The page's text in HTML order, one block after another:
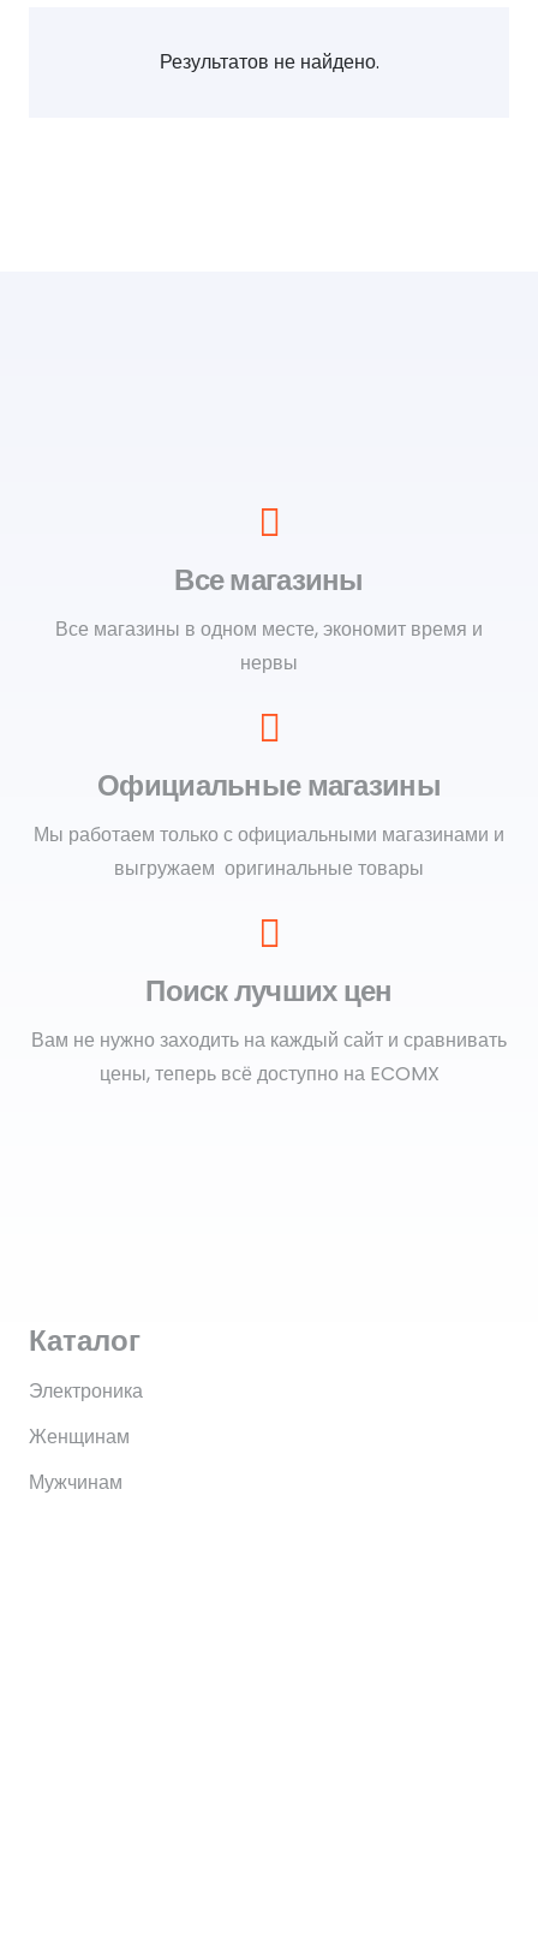
Результатов не найдено.
Все магазины
Все магазины в одном месте, экономит время и
нервы
Официальные магазины
Мы работаем только с официальными магазинами и
выгружаем оригинальные товары
Поиск лучших цен
Вам не нужно заходить на каждый сайт и сравнивать
цены, теперь всё доступно на ECOMX
Каталог
Электроника
Женщинам
Мужчинам